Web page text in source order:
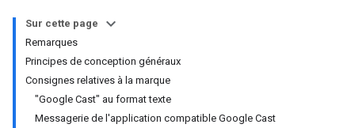
Sur cette page
Remarques
Principes de conception généraux
Consignes relatives à la marque
"Google Cast" au format texte
Messagerie de l'application compatible Google Cast